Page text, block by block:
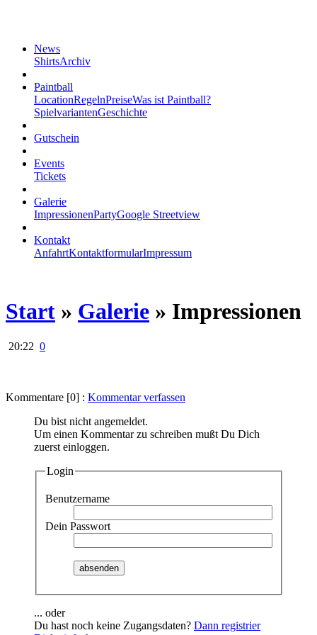
News
ShirtsArchiv
Paintball
LocationRegelnPreiseWas ist Paintball?
SpielvariantenGeschichte
Gutschein
Events
Tickets
Galerie
ImpressionenPartyGoogle Streetview
Kontakt
AnfahrtKontaktformularImpressum
Start » Galerie » Impressionen
20:22 0
Kommentare [0] : Kommentar verfassen
Du bist nicht angemeldet.
Um einen Kommentar zu schreiben mußt Du Dich
zuerst einloggen.
Login
Benutzername
Dein Passwort
absenden
... oder
Du hast noch keine Zugangsdaten? Dann registrier